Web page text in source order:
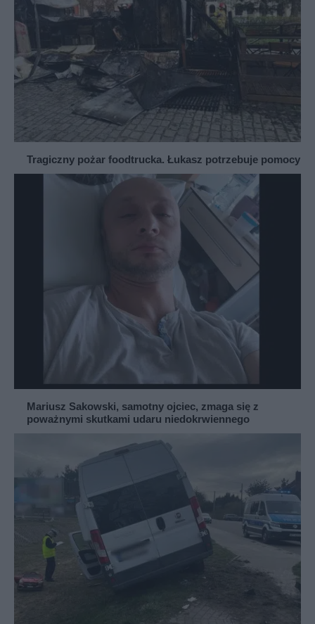
Tragiczny pożar foodtrucka. Łukasz potrzebuje pomocy
Mariusz Sakowski, samotny ojciec, zmaga się z
poważnymi skutkami udaru niedokrwiennego